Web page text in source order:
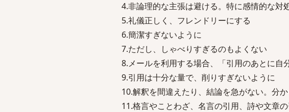
4.非論理的な主張は避ける。特に感情的な対
5.礼儀正しく、フレンドリーにする
6.簡潔すぎないように
7.ただし、しゃべりすぎるのもよくない
8.メールを利用する場合、「引用のあとに自
9.引用は十分な量で、削りすぎないように
10.解釈を間違えたり、結論を急がない。分
11.格言やことわざ、名言の引用、詩や文章